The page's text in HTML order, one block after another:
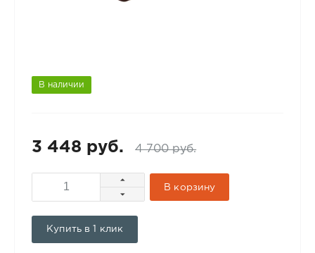
В наличии
3 448 руб. 4 700 руб.
В корзину
Купить в 1 клик